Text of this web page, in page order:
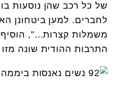
של כל רכב שהן נוסעות
לחברים. למען ביטחונן
משמלות קצרות...",
התרבות ההודית שונה